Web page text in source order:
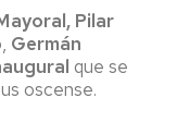
Pilar
Germán
que se
oscense.